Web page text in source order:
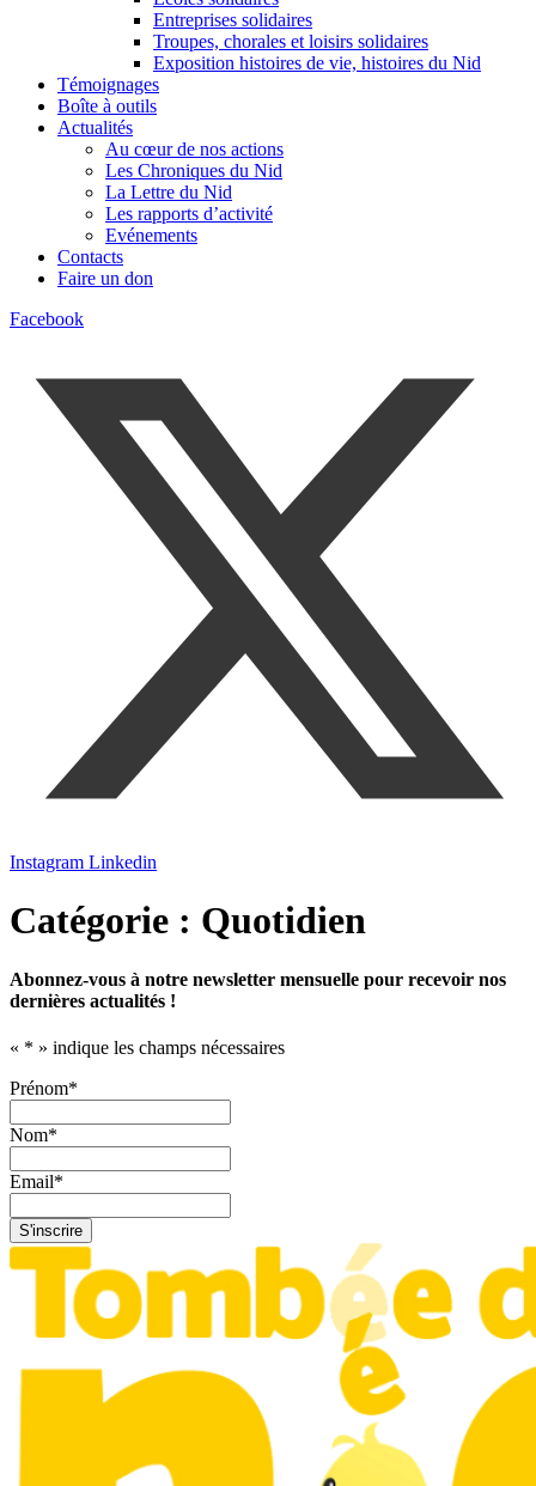
Entreprises solidaires
Troupes, chorales et loisirs solidaires
Exposition histoires de vie, histoires du Nid
Témoignages
Boîte à outils
Actualités
Au cœur de nos actions
Les Chroniques du Nid
La Lettre du Nid
Les rapports d’activité
Evénements
Contacts
Faire un don
Facebook
Instagram Linkedin
Catégorie : Quotidien
Abonnez-vous à notre newsletter mensuelle pour recevoir nos
dernières actualités !
« * » indique les champs nécessaires
Prénom*
Nom*
Email*